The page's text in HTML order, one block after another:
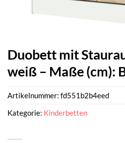
Duobett mit
weiß – Maße (cm):
Artikelnummer: fd551b2b4eed
Kategorie: Kinderbetten